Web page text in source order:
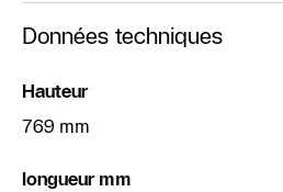
Données techniques
Hauteur
769 mm
longueur mm